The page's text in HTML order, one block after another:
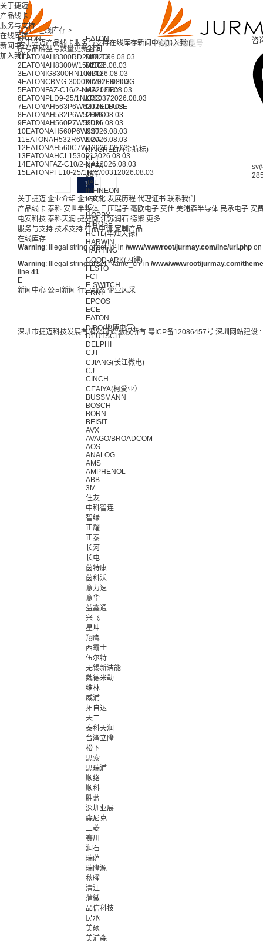
关于捷迈产品线卡服务与支持在线库存新闻中心加入我们
关于捷迈
产品线卡
服务与支持
在线库存
新闻中心
加入我们
首页 >在线库存 >
咨
EATON
EATON
全部
MOLEX
METZ
MDD
MASTERPLUG
MALLORY
LRC
LITTELFUSE
LEMO
KUM
KST
KOA
KINGHELM(金航标)
KET
KEFA
JST
JAE
INFINEON
IGUS
IC
HOPPY
HIROSE
HCTL(华灿天禄)
HARWIN
HARTING
GOOD-ARK(固锝)
FESTO
FCI
E-SWITCH
ERNI
EPCOS
ECE
EATON
DIBO(地博电气)
DEUTSCH
DELPHI
CJT
CJIANG(长江微电)
CJ
CINCH
CEAIYA(柯爱亚）
BUSSMANN
BOSCH
BORN
BEISIT
AVX
AVAGO/BROADCOM
AOS
ANALOG
AMS
AMPHENOL
ABB
3M
住友
中科智连
智绿
正耀
正泰
长河
长电
茵特康
茵科沃
意力速
意华
益鑫通
兴飞
星坤
翔鹰
西霸士
伍尔特
无锡新洁能
魏德米勒
维林
威浦
拓自达
天二
泰科天润
台湾立隆
松下
思索
思瑞浦
顺络
顺科
胜蓝
深圳业展
森尼克
三菱
赛川
润石
瑞萨
瑞隆源
秋曜
清江
蒲微
品信科技
民承
美硕
美浦森
序号品牌型号数量更新时间
1EATONAH8300RD23002026.08.03
2 EATONAH8300W1502026.08.03
3 EATON IG8300RN 1002026.08.03
4EATONCBMG-3000202026.08.03
5 EATON FAZ-C16/2-NA72026.08.03
6 EATON PLD9-25/1N/C/00372026.08.03
7 EATONAH563P6W62026.08.03
8EATONAH532P6W52026.08.03
9 EATONAH560P7W52026.08.03
10EATONAH560P6W32026.08.03
11 EATONAH532R6W12026.08.03
12 EATONAH560C7W12026.08.03
13 EATONAHCL1530P12026.08.03
14EATON FAZ-C10/2-NA12026.08.03
15 EATON PFL10-25/1N/C/00312026.08.03
1
关于捷迈 企业介绍 企业文化 发展历程 代理证书 联系我们
产品线卡 泰科 安世半导体 日压瑞子 毫欧电子 莫仕 美浦森半导体 民承电子 安
电安科技 泰科天润 捷捷微 江苏润石 德聚 更多......
服务与支持 技术支持 样品申请 定制产品
在线库存
Warning: Illegal string offset 'Id' in /www/wwwroot/jurmay.com/inc/url.php
Warning: Illegal string offset 'Name_cn' in /www/wwwroot/jurmay.com/
line 41
E
新闻中心 公司新闻 行业动态 企业风采
深圳市捷迈科技发展有限公司 © 版权所有 粤ICP备12086457号 深圳网站建设 :